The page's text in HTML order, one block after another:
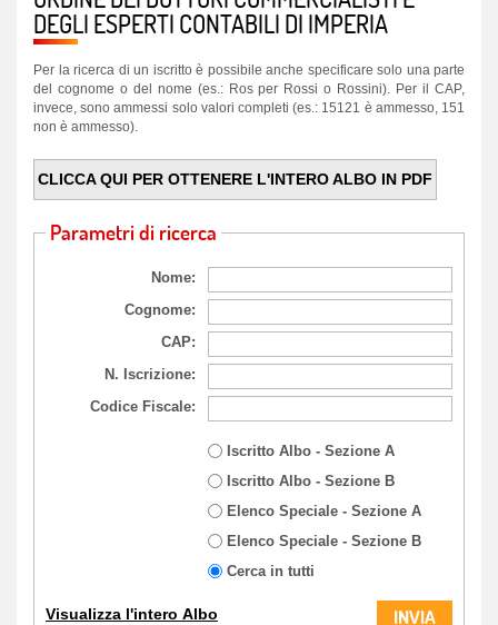
DEGLI ESPERTI CONTABILI DI IMPERIA
Per la ricerca di un iscritto è possibile anche specificare solo una parte
del cognome o del nome (es.: Ros per Rossi o Rossini). Per il CAP,
invece, sono ammessi solo valori completi (es.: 15121 è ammesso, 151
non è ammesso).
CLICCA QUI PER OTTENERE L'INTERO ALBO IN PDF
Parametri di ricerca
Nome:
Cognome:
CAP:
N. Iscrizione:
Codice Fiscale:
Iscritto Albo - Sezione A
Iscritto Albo - Sezione B
Elenco Speciale - Sezione A
Elenco Speciale - Sezione B
Cerca in tutti
Visualizza l'intero Albo